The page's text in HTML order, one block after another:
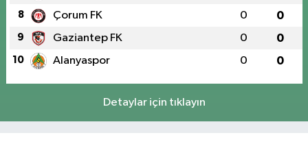
8 Çorum FK 0 0
9 Gaziantep FK 0 0
10 Alanyaspor 0 0
Detaylar için tıklayın